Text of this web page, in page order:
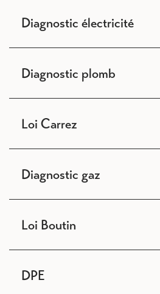
Diagnostic électricité
Diagnostic plomb
Loi Carrez
Diagnostic gaz
Loi Boutin
DPE